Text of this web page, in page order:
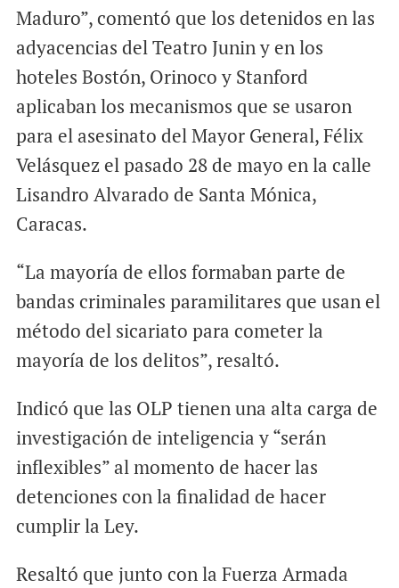
Maduro”, comentó que los detenidos en las
adyacencias del Teatro Junin y en los
hoteles Bostón, Orinoco y Stanford
aplicaban los mecanismos que se usaron
para el asesinato del Mayor General, Félix
Velásquez el pasado 28 de mayo en la calle
Lisandro Alvarado de Santa Mónica,
Caracas.
“La mayoría de ellos formaban parte de
bandas criminales paramilitares que usan el
método del sicariato para cometer la
mayoría de los delitos”, resaltó.
Indicó que las OLP tienen una alta carga de
investigación de inteligencia y “serán
inflexibles” al momento de hacer las
detenciones con la finalidad de hacer
cumplir la Ley.
Resaltó que junto con la Fuerza Armada